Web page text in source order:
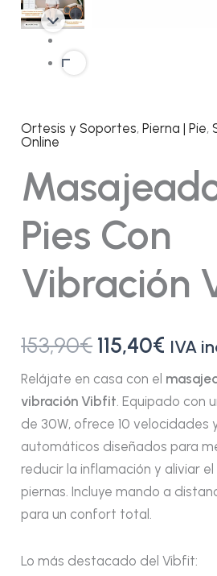
Ortesis y Soportes,Pierna | Pie,
Online
Pies Con
Vibración
153,90€
El
precio
original
era:
153,90€.
115,40€
El
precio
actual
es:
IVA
Relájate en casa con el
vibración Vibfit . Equipado con
de 30W, ofrece 10 velocidades
automáticos diseñados para
reducir la inflamación y aliviar
piernas. Incluye mando a
para un confort total.
Lo más destacado del Vibfit:
Masajeador
de
con
vibración
cantidad